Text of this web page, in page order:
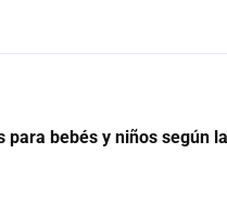
bebés y niños según la